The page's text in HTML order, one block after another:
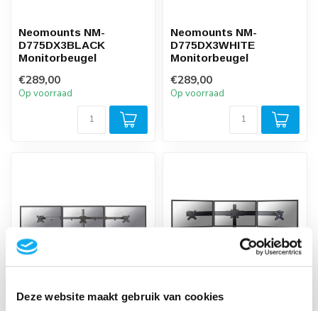
Deze website maakt gebruik van cookies
Neomounts NM-
D775DX3BLACK
Monitorbeugel
€289,00
Op voorraad
Neomounts NM-
D775DX3WHITE
Monitorbeugel
€289,00
Op voorraad